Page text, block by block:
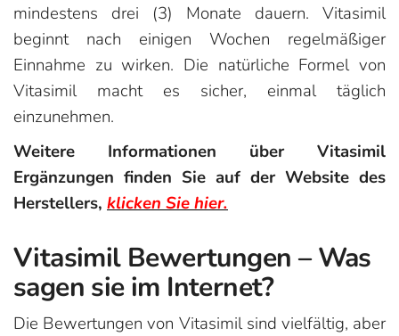
mindestens drei (3) Monate dauern. Vitasimil
beginnt nach einigen Wochen regelmäßiger
Einnahme zu wirken. Die natürliche Formel von
Vitasimil macht es sicher, einmal täglich
einzunehmen.
Weitere Informationen über Vitasimil
Ergänzungen finden Sie auf der Website des
Herstellers, klicken Sie hier.
Vitasimil Bewertungen – Was
sagen sie im Internet?
Die Bewertungen von Vitasimil sind vielfältig, aber